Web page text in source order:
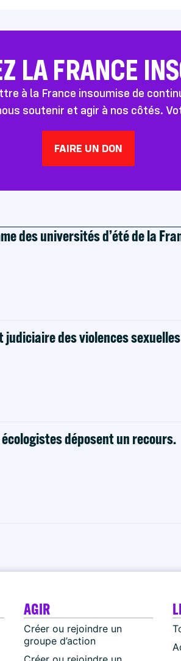
LA FRANCE
à la France insoumise de
soutenir et agir à nos côtés.
FAIRE UN DON
des universités d’été de la
des violences
déposent un recours.
AGIR
Créer ou rejoindre un
groupe d’action